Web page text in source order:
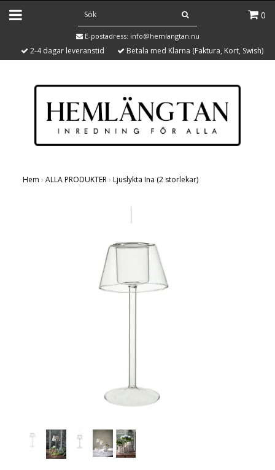
0
E-postadress: info@hemlangtan.nu
2-4 dagar leveranstid Betala med Klarna (Faktura, Kort, Swish)
Hem › ALLA PRODUKTER› Ljuslykta Ina (2 storlekar)